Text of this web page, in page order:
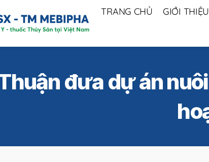
TRANG CHỦ GIỚI THIỆU
đưa dự án